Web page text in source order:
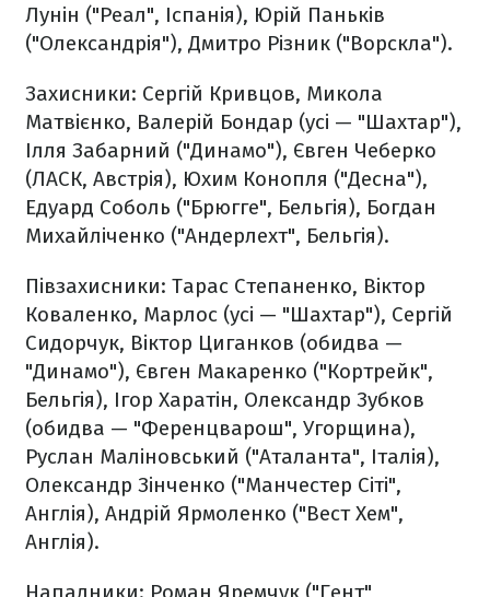
Лунін ("Реал", Іспанія), Юрій Паньків
("Олександрія"), Дмитро Різник ("Ворскла").
Захисники: Сергій Кривцов, Микола
Матвієнко, Валерій Бондар (усі — "Шахтар"),
Ілля Забарний ("Динамо"), Євген Чеберко
(ЛАСК, Австрія), Юхим Конопля ("Десна"),
Едуард Соболь ("Брюгге", Бельгія), Богдан
Михайліченко ("Андерлехт", Бельгія).
Півзахисники: Тарас Степаненко, Віктор
Коваленко, Марлос (усі — "Шахтар"), Сергій
Сидорчук, Віктор Циганков (обидва —
"Динамо"), Євген Макаренко ("Кортрейк",
Бельгія), Ігор Харатін, Олександр Зубков
(обидва — "Ференцварош", Угорщина),
Руслан Маліновський ("Аталанта", Італія),
Олександр Зінченко ("Манчестер Сіті",
Англія), Андрій Ярмоленко ("Вест Хем",
Англія).
Нападники: Роман Яремчук ("Гент",